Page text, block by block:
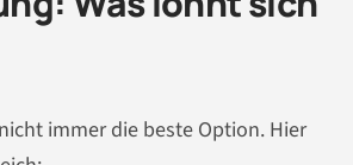
immer die beste Option. Hier